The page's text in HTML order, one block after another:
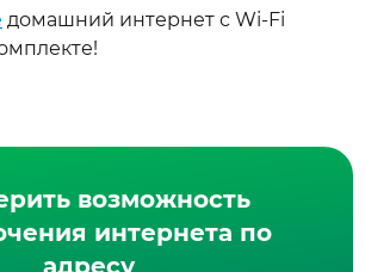
домашний интернет с Wi-Fi
возможность
интернета по